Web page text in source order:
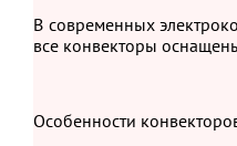
В современных
все конвекторы
Особенности